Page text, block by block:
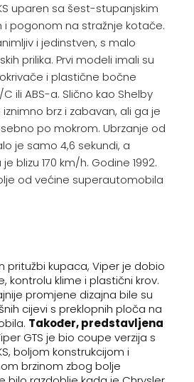
uparen sa šest-stupanjskim
pogonom na stražnje kotače.
i jedinstven, s malo
prilika. Prvi modeli imali su
i plastične bočne
ili ABS-a. Slično kao Shelby
brz i zabavan, ali ga je
po mokrom. Ubrzanje od
je samo 4,6 sekundi, a
blizu 170 km/h. Godine 1992.
od većine superautomobila
pritužbi kupaca, Viper je dobio
kontrolu klime i plastični krov.
promjene dizajna bile su
cijevi s preklopnih ploča na
Također, predstavljena
GTS je bio coupe verzija s
boljom konstrukcijom i
brzinom zbog bolje